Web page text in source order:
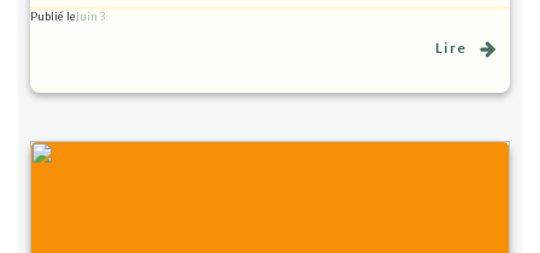
Publié le Juin 3
Lire